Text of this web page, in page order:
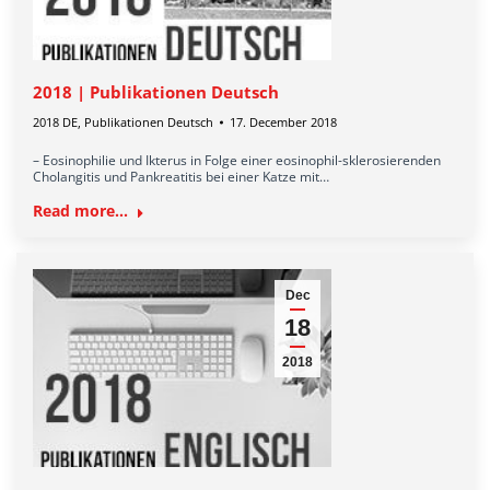
2018 | Publikationen Deutsch
2018 DE, Publikationen Deutsch 17. December 2018
– Eosinophilie und Ikterus in Folge einer eosinophil-sklerosierenden
Cholangitis und Pankreatitis bei einer Katze mit…
Read more...
Dec
18
2018